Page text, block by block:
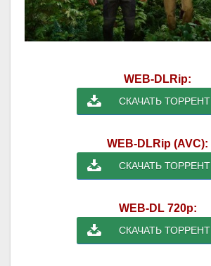
WEB-DLRip:
СКАЧАТЬ ТОРРЕНТ
WEB-DLRip (AVC):
СКАЧАТЬ ТОРРЕНТ
WEB-DL 720p:
СКАЧАТЬ ТОРРЕНТ